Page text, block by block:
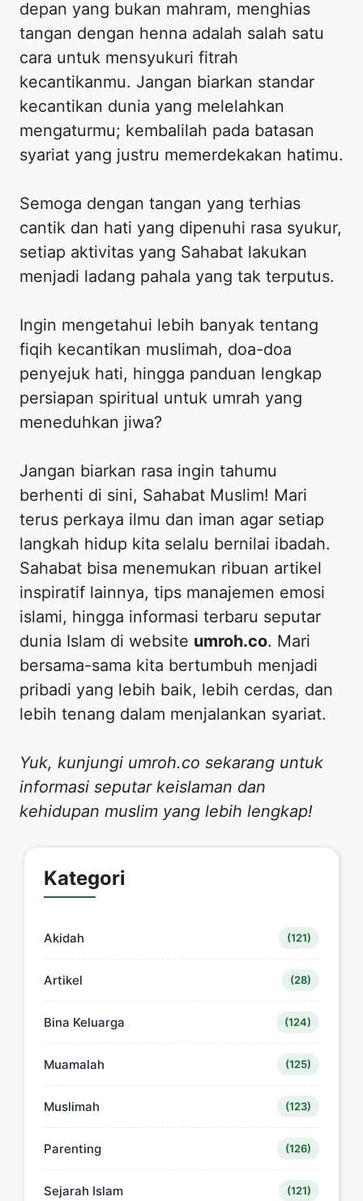
depan yang bukan mahram, menghias
tangan dengan henna adalah salah satu
cara untuk mensyukuri fitrah
kecantikanmu. Jangan biarkan standar
kecantikan dunia yang melelahkan
mengaturmu; kembalilah pada batasan
syariat yang justru memerdekakan hatimu.
​Semoga dengan tangan yang terhias
cantik dan hati yang dipenuhi rasa syukur,
setiap aktivitas yang Sahabat lakukan
menjadi ladang pahala yang tak terputus.
​Ingin mengetahui lebih banyak tentang
fiqih kecantikan muslimah, doa-doa
penyejuk hati, hingga panduan lengkap
persiapan spiritual untuk umrah yang
meneduhkan jiwa?
​Jangan biarkan rasa ingin tahumu
berhenti di sini, Sahabat Muslim! Mari
terus perkaya ilmu dan iman agar setiap
langkah hidup kita selalu bernilai ibadah.
Sahabat bisa menemukan ribuan artikel
inspiratif lainnya, tips manajemen emosi
islami, hingga informasi terbaru seputar
dunia Islam di website umroh.co. Mari
bersama-sama kita bertumbuh menjadi
pribadi yang lebih baik, lebih cerdas, dan
lebih tenang dalam menjalankan syariat.
Yuk, kunjungi umroh.co sekarang untuk
informasi seputar keislaman dan
kehidupan muslim yang lebih lengkap!
Kategori
Akidah (121)
Artikel (28)
Bina Keluarga (124)
Muamalah (125)
Muslimah (123)
Parenting (126)
Sejarah Islam (121)